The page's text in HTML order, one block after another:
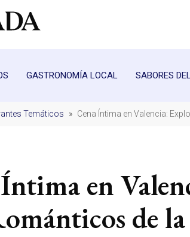
GASTRONOMÍA LOCAL SABORES
Temáticos » Cena Íntima en Valencia:
en
de